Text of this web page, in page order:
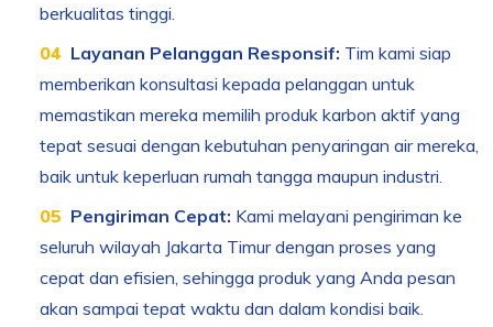
berkualitas tinggi.
Layanan Pelanggan Responsif: Tim kami siap
memberikan konsultasi kepada pelanggan untuk
memastikan mereka memilih produk karbon aktif yang
tepat sesuai dengan kebutuhan penyaringan air mereka,
baik untuk keperluan rumah tangga maupun industri.
Pengiriman Cepat: Kami melayani pengiriman ke
seluruh wilayah Jakarta Timur dengan proses yang
cepat dan efisien, sehingga produk yang Anda pesan
akan sampai tepat waktu dan dalam kondisi baik.